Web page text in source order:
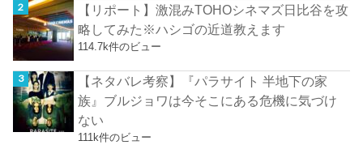
【リポート】激混みTOHOシネマズ日比谷を攻
略してみた※ハシゴの近道教えます
114.7k件のビュー
【ネタバレ考察】『パラサイト 半地下の家
族』ブルジョワは今そこにある危機に気づけ
ない
111k件のビュー